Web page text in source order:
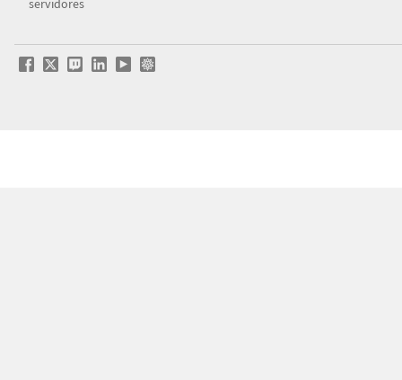
servidores